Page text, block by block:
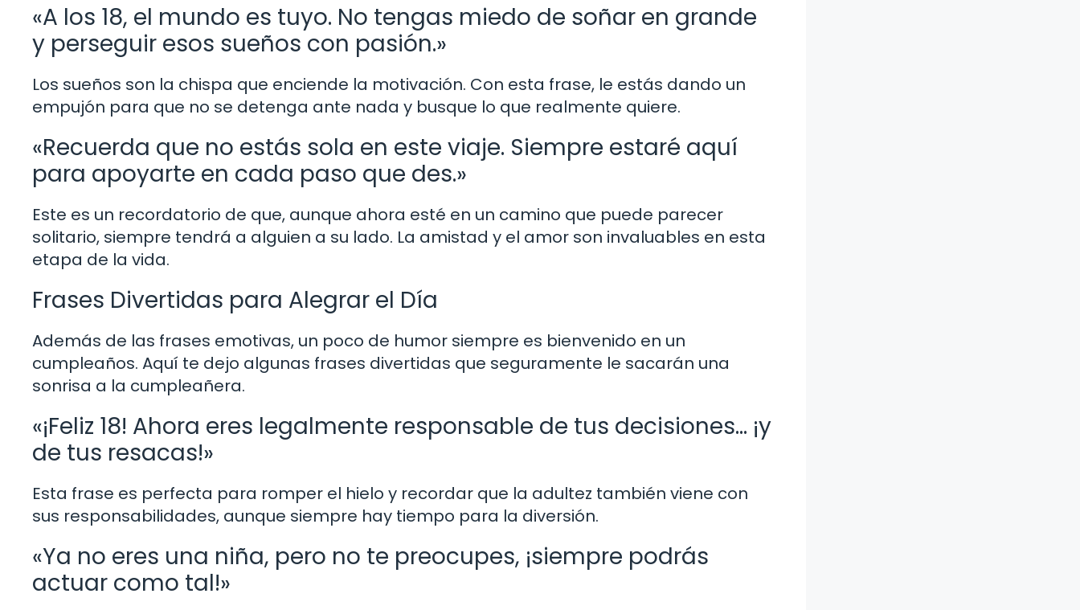
«A los 18, el mundo es tuyo. No tengas miedo de soñar en grande
y perseguir esos sueños con pasión.»
Los sueños son la chispa que enciende la motivación. Con esta frase, le estás dando un
empujón para que no se detenga ante nada y busque lo que realmente quiere.
«Recuerda que no estás sola en este viaje. Siempre estaré aquí
para apoyarte en cada paso que des.»
Este es un recordatorio de que, aunque ahora esté en un camino que puede parecer
solitario, siempre tendrá a alguien a su lado. La amistad y el amor son invaluables en esta
etapa de la vida.
Frases Divertidas para Alegrar el Día
Además de las frases emotivas, un poco de humor siempre es bienvenido en un
cumpleaños. Aquí te dejo algunas frases divertidas que seguramente le sacarán una
sonrisa a la cumpleañera.
«¡Feliz 18! Ahora eres legalmente responsable de tus decisiones… ¡y
de tus resacas!»
Esta frase es perfecta para romper el hielo y recordar que la adultez también viene con
sus responsabilidades, aunque siempre hay tiempo para la diversión.
«Ya no eres una niña, pero no te preocupes, ¡siempre podrás
actuar como tal!»